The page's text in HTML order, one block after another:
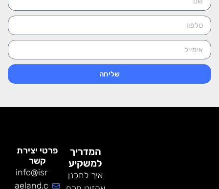
שליחה
המדריך
למשקיע
איך לתכנן
פרטי יצירת
קשר
info@isr
aeland.c